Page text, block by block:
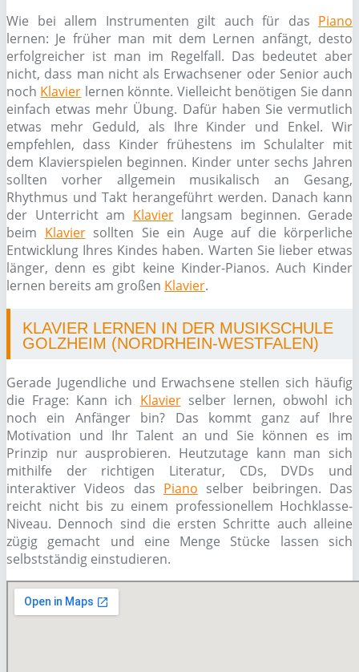
Wie bei allem Instrumenten gilt auch für das Piano
lernen: Je früher man mit dem Lernen anfängt, desto
erfolgreicher ist man im Regelfall. Das bedeutet aber
nicht, dass man nicht als Erwachsener oder Senior auch
noch Klavier lernen könnte. Vielleicht benötigen Sie dann
einfach etwas mehr Übung. Dafür haben Sie vermutlich
etwas mehr Geduld, als Ihre Kinder und Enkel. Wir
empfehlen, dass Kinder frühestens im Schulalter mit
dem Klavierspielen beginnen. Kinder unter sechs Jahren
sollten vorher allgemein musikalisch an Gesang,
Rhythmus und Takt herangeführt werden. Danach kann
der Unterricht am Klavierlangsam beginnen. Gerade
beim Klaviersollten Sie ein Auge auf die körperliche
Entwicklung Ihres Kindes haben. Warten Sie lieber etwas
länger, denn es gibt keine Kinder-Pianos. Auch Kinder
lernen bereits am großen Klavier.
KLAVIER LERNEN IN DER MUSIKSCHULE
GOLZHEIM (NORDRHEIN-WESTFALEN)
Gerade Jugendliche und Erwachsene stellen sich häufig
die Frage: Kann ich Klavierselber lernen, obwohl ich
noch ein Anfänger bin? Das kommt ganz auf Ihre
Motivation und Ihr Talent an und Sie können es im
Prinzip nur ausprobieren. Heutzutage kann man sich
mithilfe der richtigen Literatur, CDs, DVDs und
interaktiver Videos das Piano selber beibringen. Das
reicht nicht bis zu einem professionellem Hochklasse-
Niveau. Dennoch sind die ersten Schritte auch alleine
zügig gemacht und eine Menge Stücke lassen sich
selbstständig einstudieren.